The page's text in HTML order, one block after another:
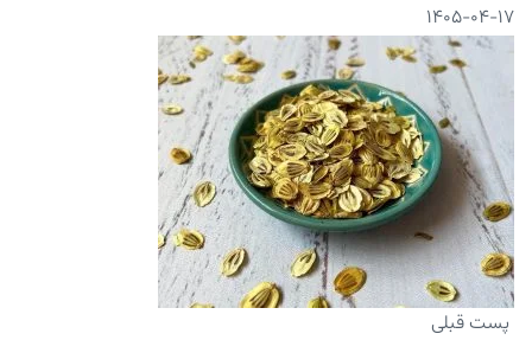
۱۴۰۵-۰۴-۱۷
پست قبلی